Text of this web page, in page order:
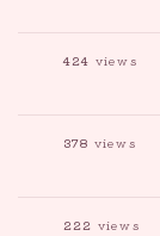
424 views
378 views
222 views